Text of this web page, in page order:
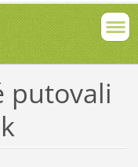
putovali